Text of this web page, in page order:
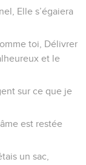
Elle s’égaiera
toi, Délivrer
et le
sur ce que je
est restée
un sac,